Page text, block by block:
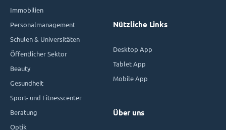
Immobilien
Personalmanagement
Schulen & Universitäten
Öffentlicher Sektor
Beauty
Gesundheit
Sport- und Fitnesscenter
Beratung
Optik
Nützliche Links
Desktop App
Tablet App
Mobile App
Über uns